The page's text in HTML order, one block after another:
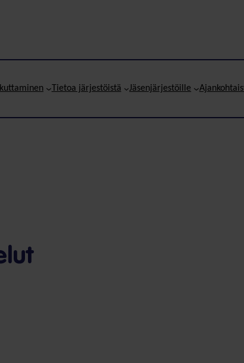
Tietoa järjestöistä Jäsenjärjestöille